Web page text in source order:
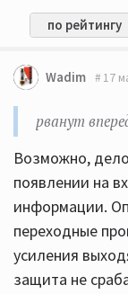
по рейтингу
Wadim 17
рванут
Возможно,
появлении на
информации.
переходные
усиления
защита не